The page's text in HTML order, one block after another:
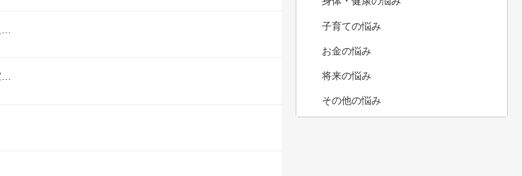
子育ての悩み
お金の悩み
将来の悩み
その他の悩み